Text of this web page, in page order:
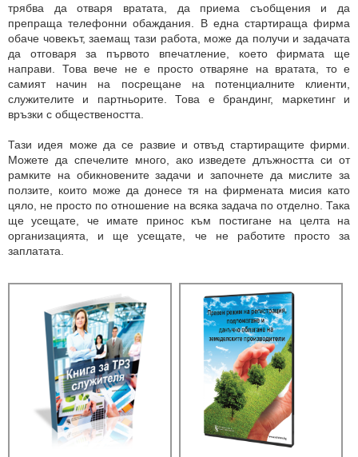
трябва да отваря вратата, да приема съобщения и да
препраща телефонни обаждания. В една стартираща фирма
обаче човекът, заемащ тази работа, може да получи и задачата
да отговаря за първото впечатление, което фирмата ще
направи. Това вече не е просто отваряне на вратата, то е
самият начин на посрещане на потенциалните клиенти,
служителите и партньорите. Това е брандинг, маркетинг и
връзки с обществеността.
Тази идея може да се развие и отвъд стартиращите фирми.
Можете да спечелите много, ако изведете длъжността си от
рамките на обикновените задачи и започнете да мислите за
ползите, които може да донесе тя на фирмената мисия като
цяло, не просто по отношение на всяка задача по отделно. Така
ще усещате, че имате принос към постигане на целта на
организацията, и ще усещате, че не работите просто за
заплатата.